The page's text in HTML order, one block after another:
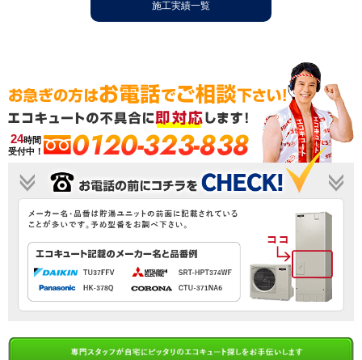
施工実績一覧
24時間
受付中！
0120-323-838